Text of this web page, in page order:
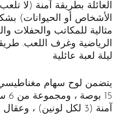
العائلة بطريقة آمنة (لا
الأشخاص أو الحيوانات)
مثالية للمكاتب والحفلات
الرياضية وغرف اللعب.
ليلة لعبة عائلية
آمنة (3 لكل لونين) ، وعقال أزرق وأحمر